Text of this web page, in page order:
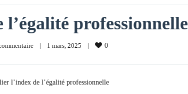
l’égalité professionnelle
| 1 mars, 2025 | 0
l’index de l’égalité professionnelle